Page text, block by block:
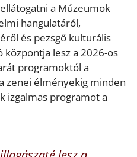
a Múzeumok
hangulatáról,
és pezsgő kulturális
lesz a 2026-os
programoktól a
zenei élményekig minden
izgalmas programot a